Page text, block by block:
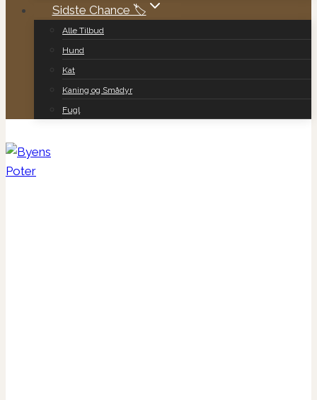
Sidste Chance 🏷️
Alle Tilbud
Hund
Kat
Kaning og Smådyr
Fugl